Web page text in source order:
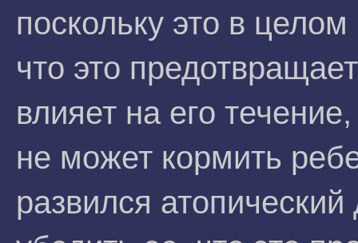
поскольку это в
что это
влияет на его
не может кормить
развился